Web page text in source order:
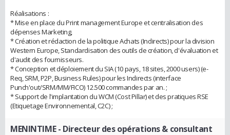
Réalisations :
* Mise en place du Print management Europe et centralisation des
dépenses Marketing,
* Création et rédaction de la politique Achats (Indirects) pour la division
Western Europe, Standardisation des outils de création, d'évaluation et
d'audit des fournisseurs.
* Conception et déploiement du SIA (10 pays, 18 sites, 2000 users) (e-
Req, SRM, P2P, Business Rules) pour les Indirects (interface
Punch'out/SRM/MM/FICO) 12.500 commandes par an. ;
* Support de l'implantation du WCM (Cost Pillar) et des pratiques RSE
(Etiquetage Environnemental, C2C) ;
MENINTIME- Directeur des opérations & consultant